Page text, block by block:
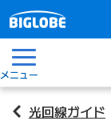
メニュー
光回線ガイド